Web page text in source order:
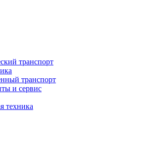
транспорт
транспорт
и сервис
техника